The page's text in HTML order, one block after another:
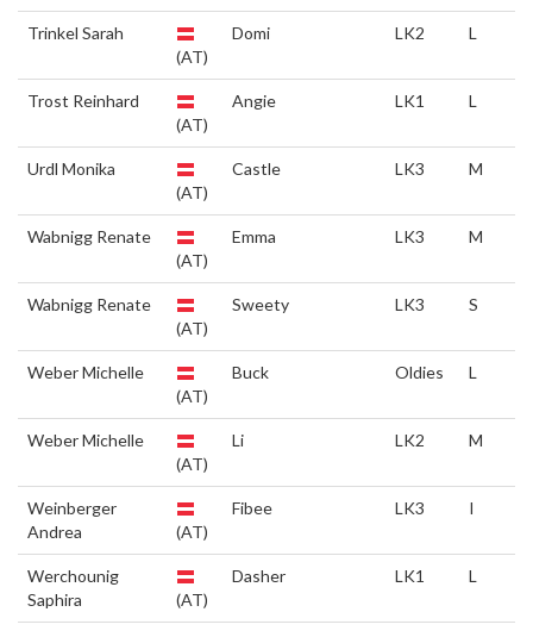
Trinkel Sarah
(AT)
Domi LK2 L
Trost Reinhard
(AT)
Angie LK1 L
Urdl Monika
(AT)
Castle LK3 M
Wabnigg Renate
(AT)
Emma LK3 M
Wabnigg Renate
(AT)
Sweety LK3 S
Weber Michelle
(AT)
Buck Oldies L
Weber Michelle
(AT)
Li LK2 M
Weinberger
Andrea
(AT)
Fibee LK3 I
Werchounig
Saphira
(AT)
Dasher LK1 L